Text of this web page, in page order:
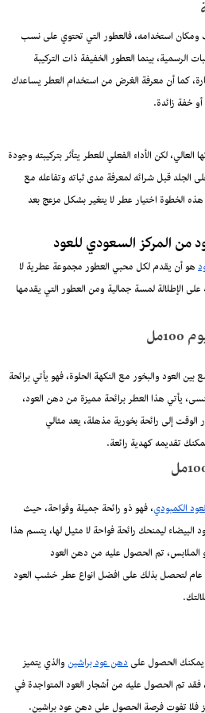
ومكان استخدامه، فالعطور التي تحتوي على نسب
الرسمية، بينما العطور الخفيفة ذات التركيبة
كما أن معرفة الغرض من استخدام العطر يساعدك
خفة زائدة.
العالي، لكن الأداء الفعلي للعطر يتأثر بتركيبته وجودة
الجلد قبل شرائه لمعرفة مدى ثباته وتفاعله مع
الخطوة اختيار عطر لا يتغير بشكل مزعج بعد
من المركز السعودي للعود
هو أن يقدم لكل محبي العطور مجموعة عطرية لا
الإطلالة لمسة جمالية ومن العطور التي يقدمها
بين العود والبخور مع النكهة الحلوة، فهو يأتي برائحة
يأتي هذا العطر برائحة مميزة من دهن العود،
الوقت إلى رائحة بخورية مذهلة، يعد مثالي
تقديمه كهدية رائعة.
الكمبودي، فهو ذو رائحة جميلة وفواحة، حيث
ليمنحك رائحة فواحة لا مثيل لها، يتسم هذا
الملابس، تم الحصول عليه من دهن العود
والمستخرج من أشجار معتقة حتى 100 عام لتحصل بذلك على افضل انواع عطر خشب العود
يمكنك الحصول علىدهن عود براشينوالذي يتميز
فقد تم الحصول عليه من أشجار العود المتواجدة في
فلا تفوت فرصة الحصول على دهن عود براشين.